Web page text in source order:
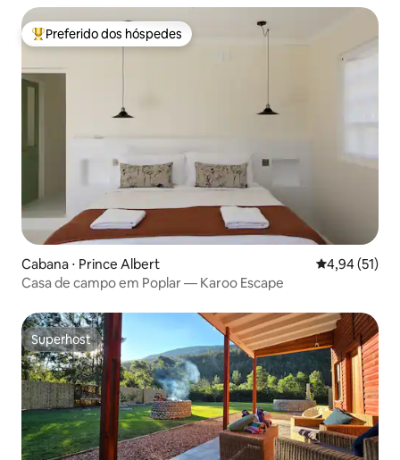
Entre os melhores preferidos dos hóspedes
Preferido dos hóspedes
Cabana ⋅ Prince Albert 4,94 de uma
4,94 (51)
Casa de campo em Poplar — Karoo Escape
Superhost
Superhost